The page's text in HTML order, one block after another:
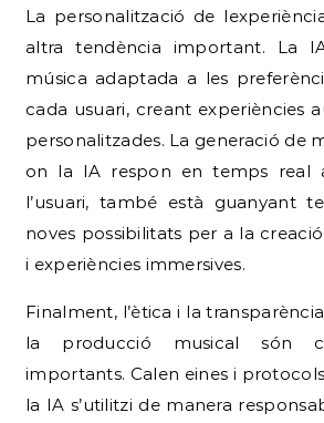
La personalització de
altra tendència important. La
música adaptada a les
cada usuari, creant experiències
personalitzades. La generació de
on la IA respon en temps real
l’usuari, també està guanyant
noves possibilitats per a la
i experiències immersives.
Finalment, l’ètica i la
la producció musical són
importants. Calen eines i
la IA s’utilitzi de manera